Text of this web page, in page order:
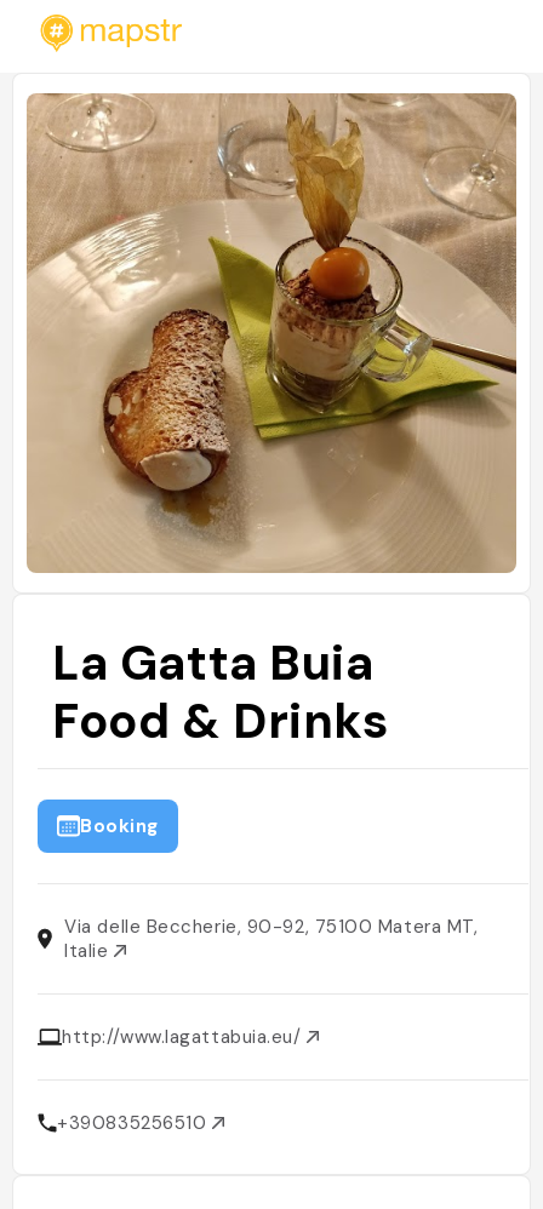
La Gatta Buia
Food & Drinks
Booking
Via delle Beccherie, 90-92, 75100 Matera MT,
Italie
http://www.lagattabuia.eu/
+390835256510